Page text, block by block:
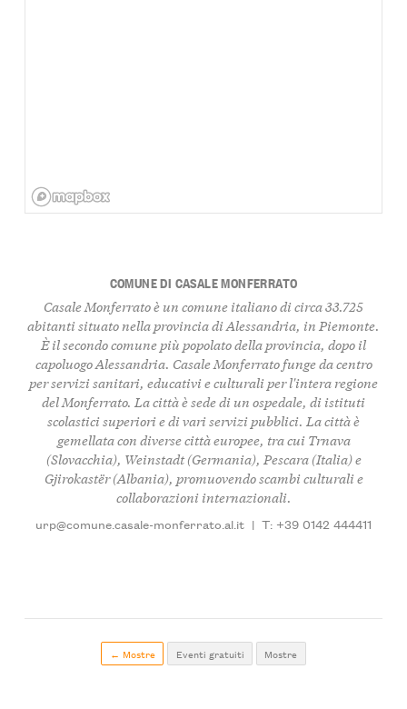
COMUNE DI CASALE MONFERRATO
Casale Monferrato è un comune italiano di circa 33.725
abitanti situato nella provincia di Alessandria, in Piemonte.
È il secondo comune più popolato della provincia, dopo il
capoluogo Alessandria. Casale Monferrato funge da centro
per servizi sanitari, educativi e culturali per l'intera regione
del Monferrato. La città è sede di un ospedale, di istituti
scolastici superiori e di vari servizi pubblici. La città è
gemellata con diverse città europee, tra cui Trnava
(Slovacchia), Weinstadt (Germania), Pescara (Italia) e
Gjirokastër (Albania), promuovendo scambi culturali e
collaborazioni internazionali.
urp@comune.casale-monferrato.al.it | T: +39 0142 444411
← Mostre Eventi gratuiti Mostre